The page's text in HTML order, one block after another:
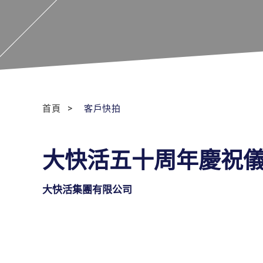
首頁 客戶快拍
大快活五十周年慶祝
大快活集團有限公司